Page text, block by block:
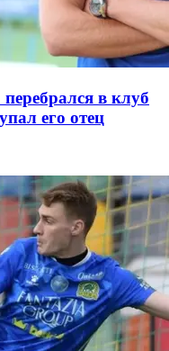
в клуб
его отец